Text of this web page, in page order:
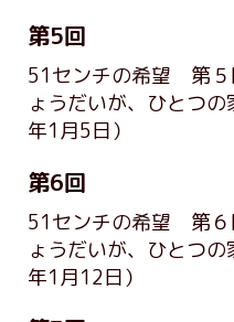
第5回
51センチの希望 第
ょうだいが、ひとつ
年1月5日）
第6回
51センチの希望 第
ょうだいが、ひとつ
年1月12日）